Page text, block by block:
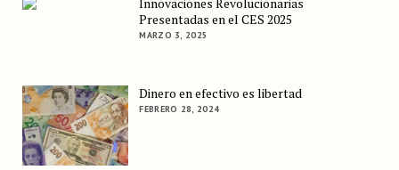
Presentadas en el CES 2025
MARZO 3, 2025
Dinero en efectivo es libertad
FEBRERO 28, 2024